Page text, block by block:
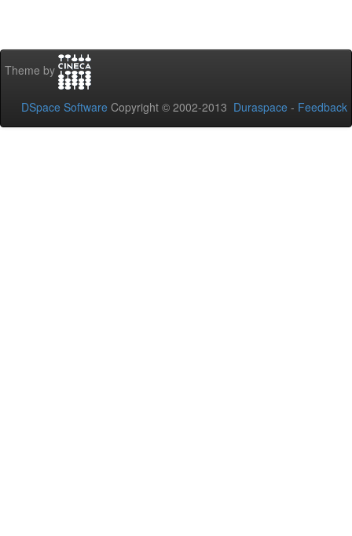
Theme by
DSpace Software Copyright © 2002-2013 Duraspace - Feedback